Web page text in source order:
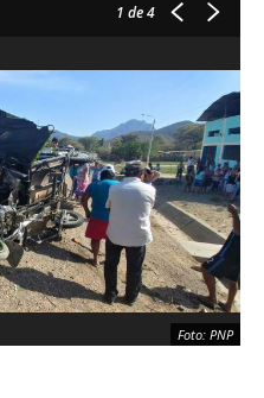
1 de 4
Foto: PNP